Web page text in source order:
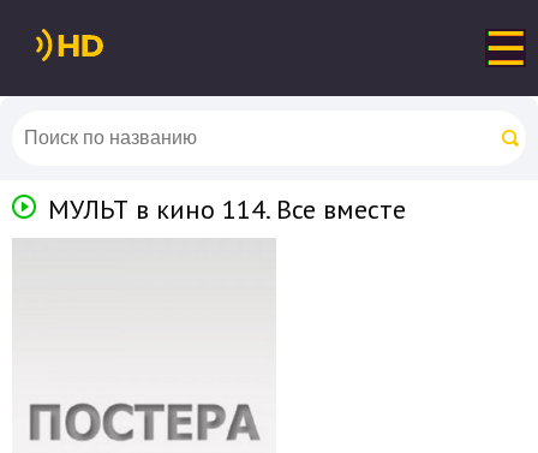
МУЛЬТ в кино 114. Все вместе